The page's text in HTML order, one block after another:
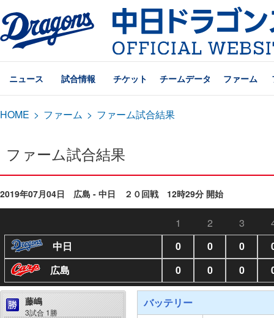
ニュース 試合情報 チケット チームデータ ファーム
HOME > ファーム > ファーム試合結果
ファーム試合結果
2019年07月04日 広島 - 中日 ２０回戦 12時29分 開始
1 2 3
中日
0 0 0
広島
0 0 0
藤嶋
3試合 1勝
バッテリー